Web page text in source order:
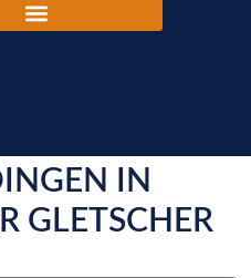
IN
GLETSCHER